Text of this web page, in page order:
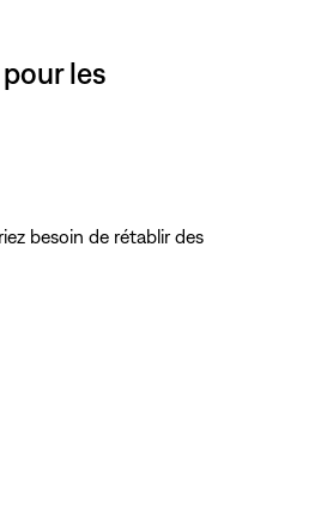
les
besoin de rétablir des